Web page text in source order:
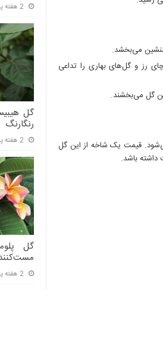
2 هفته پیش
گل
رنگارنگ
2 هفته پیش
گل
2 هفته پیش
می‌بخشد.
رز و گل‌های بهاری را تداعی
گل می‌بخشند.
قیمت یک شاخه از این گل